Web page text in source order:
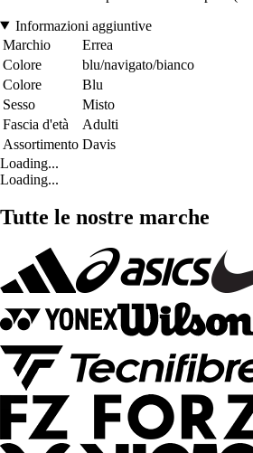
Informazioni aggiuntive
Marchio
Errea
Colore
blu/navigato/bianco
Colore
Blu
Sesso
Misto
Fascia d'età
Adulti
Assortimento Davis
Loading...
Loading...
Tutte le nostre marche